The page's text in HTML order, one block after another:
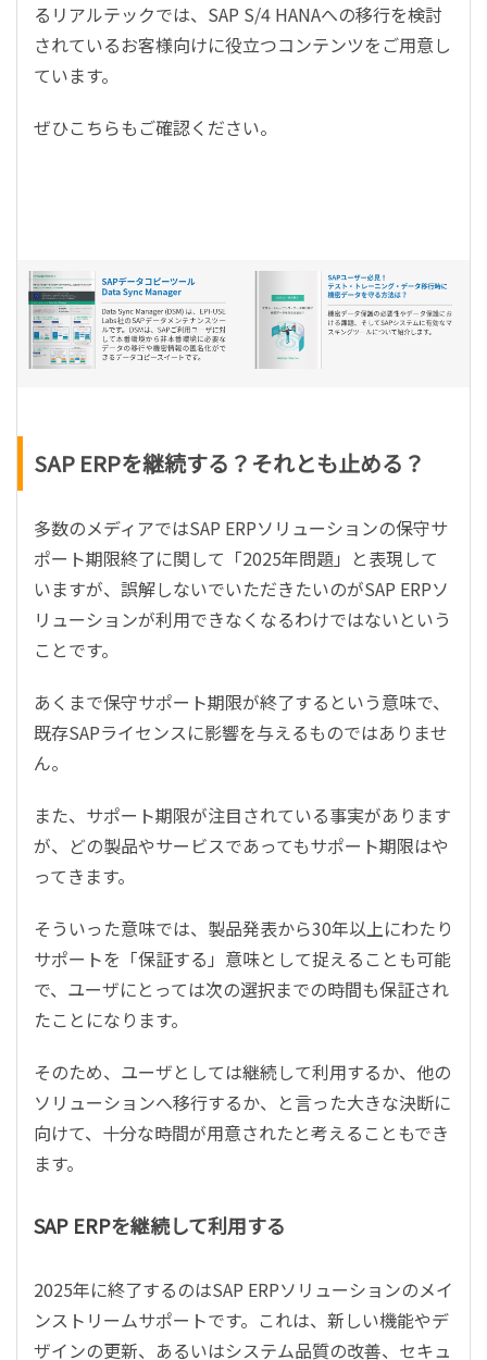
るリアルテックでは、SAP S/4 HANAへの移行を検討
されているお客様向けに役立つコンテンツをご用意し
ています。
ぜひこちらもご確認ください。
SAP ERPを継続する？それとも止める？
多数のメディアではSAP ERPソリューションの保守サ
ポート期限終了に関して「2025年問題」と表現して
いますが、誤解しないでいただきたいのがSAP ERPソ
リューションが利用できなくなるわけではないという
ことです。
あくまで保守サポート期限が終了するという意味で、
既存SAPライセンスに影響を与えるものではありませ
ん。
また、サポート期限が注目されている事実があります
が、どの製品やサービスであってもサポート期限はや
ってきます。
そういった意味では、製品発表から30年以上にわたり
サポートを「保証する」意味として捉えることも可能
で、ユーザにとっては次の選択までの時間も保証され
たことになります。
そのため、ユーザとしては継続して利用するか、他の
ソリューションへ移行するか、と言った大きな決断に
向けて、十分な時間が用意されたと考えることもでき
ます。
SAP ERPを継続して利用する
2025年に終了するのはSAP ERPソリューションのメイ
ンストリームサポートです。これは、新しい機能やデ
ザインの更新、あるいはシステム品質の改善、セキュ